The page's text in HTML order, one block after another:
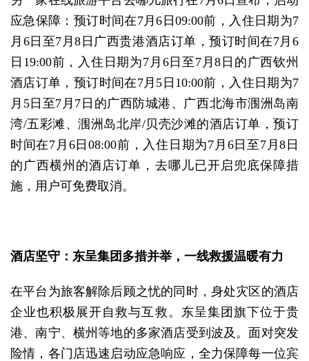
应急保障：预订时间在7月6日09:00前，入住日期为7
月6日至7月8日广西贵港酒店订单，预订时间在7月6
日19:00前，入住日期为7月6日至7月8日的广西钦州
酒店订单，预订时间在7月5日10:00前，入住日期为7
月5日至7月7日的广西防城港、广西北海市涠洲岛南
湾/五彩滩、涠洲岛北岸/贝壳沙滩的酒店订单，预订
时间在7月6日08:00前，入住日期为7月6日至7月8日
的广西横州的酒店订单，去哪儿已开启兜底保障措
施，用户可免费取消。
酒店坚守：东呈集团多措并举，一线救援温暖有力
在平台为旅客解除后顾之忧的同时，身处灾区的酒店
企业也积极展开自救与互救。东呈集团旗下位于贵
港、南宁、横州等地的多家酒店受到波及。面对突发
险情，各门店迅速启动应急响应，全力保障每一位宾